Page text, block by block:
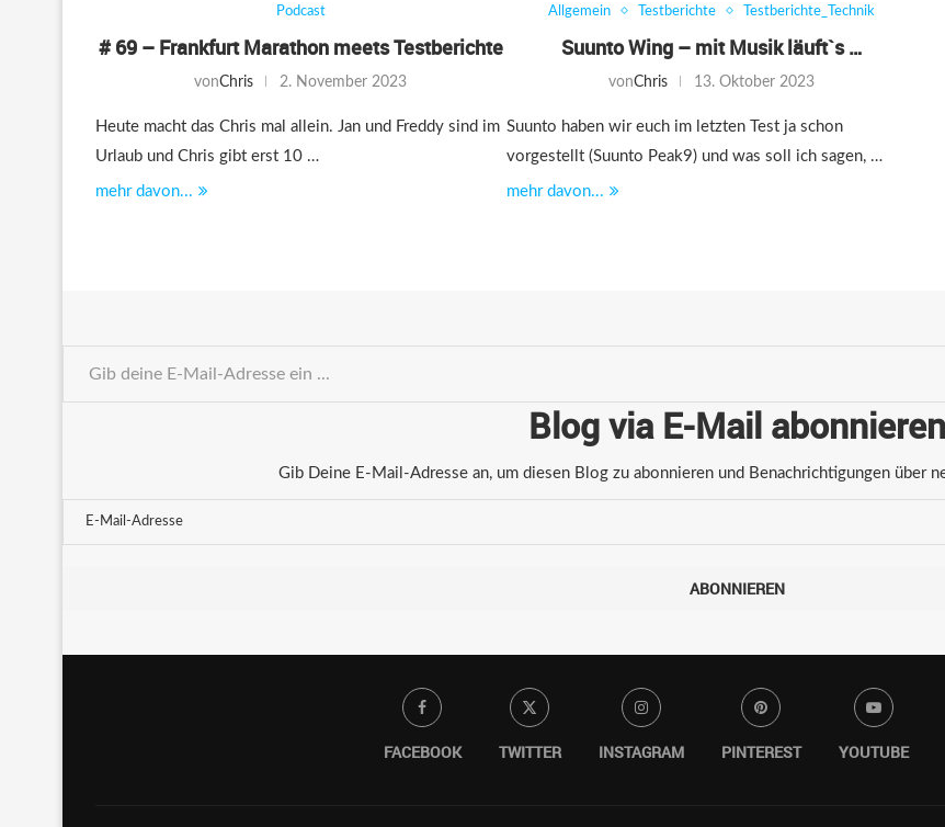
Podcast
# 69 – Frankfurt Marathon meets Testberichte
vonChris 2. November 2023
Heute macht das Chris mal allein. Jan und Freddy sind im
Urlaub und Chris gibt erst 10 …
mehr davon...
Allgemein Testberichte Testberichte_Technik
Suunto Wing – mit Musik läuft`s …
vonChris 13. Oktober 2023
Suunto haben wir euch im letzten Test ja schon
vorgestellt (Suunto Peak9) und was soll ich sagen, …
mehr davon...
Blog via E-Mail abonnieren
Gib Deine E-Mail-Adresse an, um diesen Blog zu abonnieren und Benachrichtigungen über
ABONNIEREN
FACEBOOK TWITTER INSTAGRAM PINTEREST YOUTUBE